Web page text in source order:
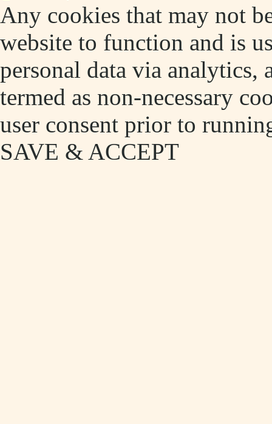
Any cookies that may not
website to function and is
personal data via analytics,
termed as non-necessary
user consent prior to
SAVE & ACCEPT